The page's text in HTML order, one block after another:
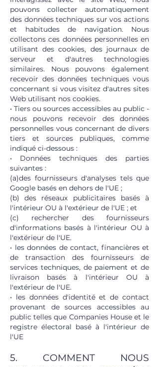
pouvons collecter automatiquement
des données techniques sur vos actions
et habitudes de navigation. Nous
collectons ces données personnelles en
utilisant des cookies, des journaux de
serveur et d'autres technologies
similaires. Nous pouvons également
recevoir des données techniques vous
concernant si vous visitez d'autres sites
Web utilisant nos cookies.
• Tiers ou sources accessibles au public -
nous pouvons recevoir des données
personnelles vous concernant de divers
tiers et sources publiques, comme
indiqué ci-dessous :
• Données techniques des parties
suivantes :
(a)des fournisseurs d'analyses tels que
Google basés en dehors de l'UE ;
(b) des réseaux publicitaires basés à
l'intérieur OU à l'extérieur de l'UE ; et
(c) rechercher des fournisseurs
d'informations basés à l'intérieur OU à
l'extérieur de l'UE.
• les données de contact, financières et
de transaction des fournisseurs de
services techniques, de paiement et de
livraison basés à l'intérieur OU à
l'extérieur de l'UE.
• les données d'identité et de contact
provenant de sources accessibles au
public telles que Companies House et le
registre électoral basé à l'intérieur de
l'UE
5. COMMENT NOUS